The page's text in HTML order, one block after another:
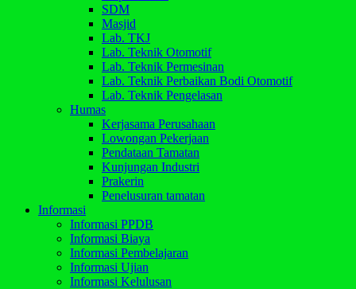
SDM
Masjid
Lab. TKJ
Lab. Teknik Otomotif
Lab. Teknik Permesinan
Lab. Teknik Perbaikan Bodi Otomotif
Lab. Teknik Pengelasan
Humas
Kerjasama Perusahaan
Lowongan Pekerjaan
Pendataan Tamatan
Kunjungan Industri
Prakerin
Penelusuran tamatan
Informasi
Informasi PPDB
Informasi Biaya
Informasi Pembelajaran
Informasi Ujian
Informasi Kelulusan